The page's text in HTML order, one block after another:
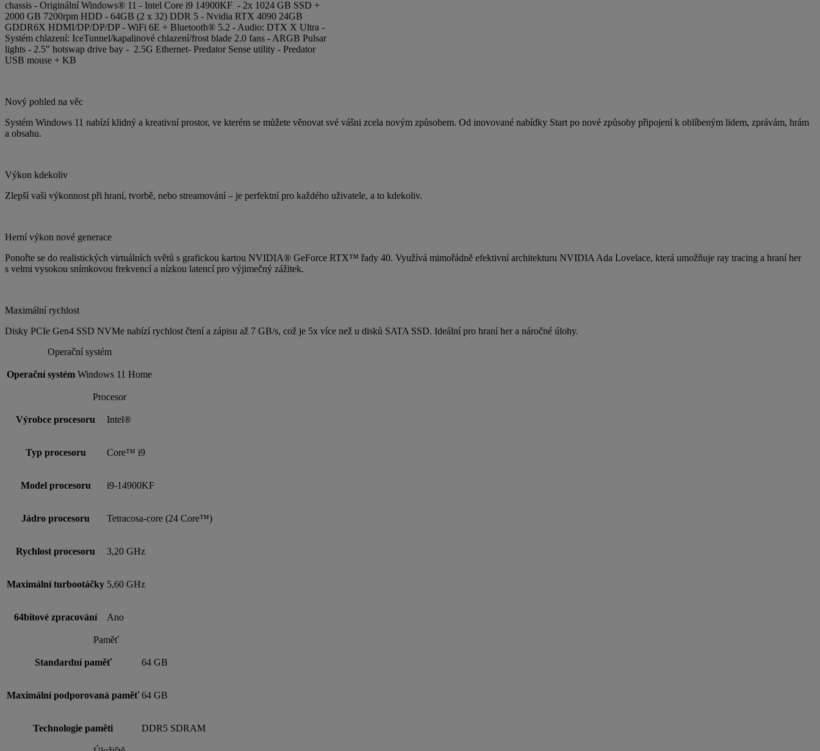
chassis - Originální Windows® 11 - Intel Core i9 14900KF - 2x 1024 GB SSD +
2000 GB 7200rpm HDD - 64GB (2 x 32) DDR 5 - Nvidia RTX 4090 24GB
GDDR6X HDMI/DP/DP/DP - WiFi 6E + Bluetooth® 5.2 - Audio: DTX X Ultra -
Systém chlazení: IceTunnel/kapalinové chlazení/frost blade 2.0 fans - ARGB Pulsar
lights - 2.5" hotswap drive bay - 2.5G Ethernet- Predator Sense utility - Predator
USB mouse + KB
Nový pohled na věc
Systém Windows 11 nabízí klidný a kreativní prostor, ve kterém se můžete věnovat své vášni zcela novým způsobem. Od inovované nabídky Start po nové způsoby připojení k oblíbeným lidem, zprávám, hrám
a obsahu.
Výkon kdekoliv
Zlepší vaši výkonnost při hraní, tvorbě, nebo streamování – je perfektní pro každého uživatele, a to kdekoliv.
Herní výkon nové generace
Ponořte se do realistických virtuálních světů s grafickou kartou NVIDIA® GeForce RTX™ řady 40. Využívá mimořádně efektivní architekturu NVIDIA Ada Lovelace, která umožňuje ray tracing a hraní her
s velmi vysokou snímkovou frekvencí a nízkou latencí pro výjimečný zážitek.
Maximální rychlost
Disky PCIe Gen4 SSD NVMe nabízí rychlost čtení a zápisu až 7 GB/s, což je 5x více než u disků SATA SSD. Ideální pro hraní her a náročné úlohy.
Operační systém
Operační systém Windows 11 Home
Procesor
Výrobce procesoru Intel®
Typ procesoru Core™ i9
Model procesoru i9-14900KF
Jádro procesoru Tetracosa-core (24 Core™)
Rychlost procesoru 3,20 GHz
Maximální turbootáčky 5,60 GHz
64bitové zpracování Ano
Paměť
Standardní paměť 64 GB
Maximální podporovaná paměť 64 GB
Technologie paměti DDR5 SDRAM